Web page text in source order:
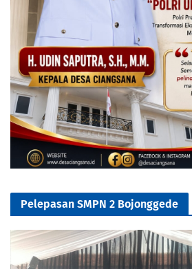
Pelepasan SMPN 2 Bojonggede